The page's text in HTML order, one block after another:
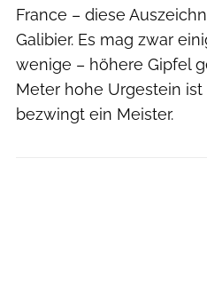
France – diese
Galibier. Es mag zwar
wenige – höhere Gipfel
Meter hohe Urgestein
bezwingt ein Meister.